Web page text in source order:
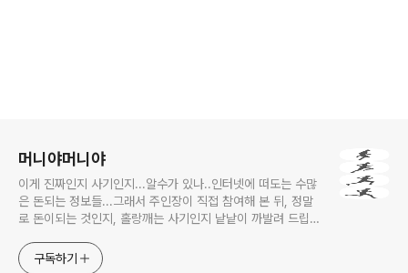
머니야머니야
이게 진짜인지 사기인지...알수가 있나..인터넷에 떠도는 수많
은 돈되는 정보들...그래서 주인장이 직접 참여해 본 뒤, 정말
로 돈이되는 것인지, 홀랑깨는 사기인지 낱낱이 까발려 드립니
야~구독하기